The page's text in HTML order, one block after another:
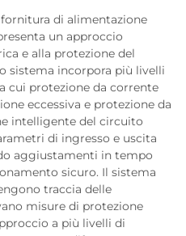
di alimentazione
un approccio
e alla protezione del
sistema incorpora più livelli
cui protezione da corrente
eccessiva e protezione da
intelligente del circuito
di ingresso e uscita
aggiustamenti in tempo
sicuro. Il sistema
traccia delle
misure di protezione
a più livelli di